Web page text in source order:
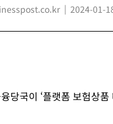
2024-01-
당국이 ‘플랫폼 보험상